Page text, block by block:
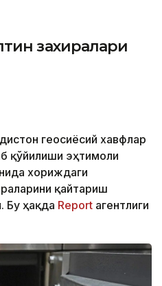
захиралари
геосиёсий хавфлар
қўйилиши эҳтимоли
хориждаги
қайтариш
Бу ҳақда Report агентлиги